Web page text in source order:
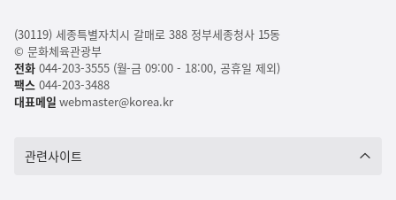
(30119) 세종특별자치시 갈매로 388 정부세종청사 15동
© 문화체육관광부
전화044-203-3555 (월-금 09:00 - 18:00, 공휴일 제외)
팩스 044-203-3488
대표메일 webmaster@korea.kr
관련사이트